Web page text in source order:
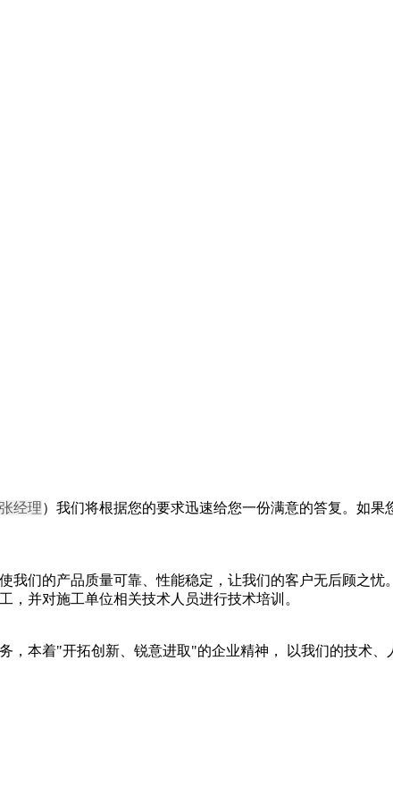
经理）我们将根据您的要求迅速给您一份满意的答复。如
们的产品质量可靠、性能稳定，让我们的客户无后顾之忧
并对施工单位相关技术人员进行技术培训。
本着"开拓创新、锐意进取"的企业精神， 以我们的技术、